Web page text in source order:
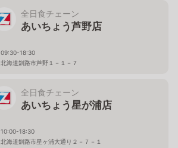
全日食チェーン
あいちょう芦野店
09:30-18:30
北海道釧路市芦野１－１－７
全日食チェーン
あいちょう星が浦店
10:00-18:30
北海道釧路市星ヶ浦大通り２－７－１